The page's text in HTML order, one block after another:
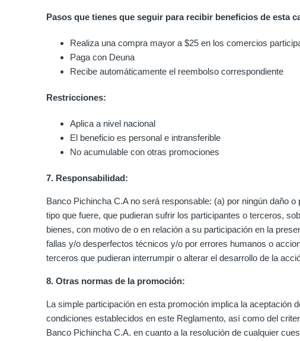
Pasos que tienes que seguir para recibir beneficios de esta
Realiza una compra mayor a $25 en los comercios
Paga con Deuna
Recibe automáticamente el reembolso correspondiente
Restricciones:
Aplica a nivel nacional
El beneficio es personal e intransferible
No acumulable con otras promociones
7. Responsabilidad:
Banco Pichincha C.A no será responsable: (a) por ningún daño o
tipo que fuere, que pudieran sufrir los participantes o terceros,
bienes, con motivo de o en relación a su participación en la
fallas y/o desperfectos técnicos y/o por errores humanos o
terceros que pudieran interrumpir o alterar el desarrollo de la
8. Otras normas de la promoción:
La simple participación en esta promoción implica la aceptación
condiciones establecidos en este Reglamento, así como del
Banco Pichincha C.A. en cuanto a la resolución de cualquier